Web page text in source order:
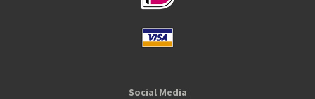
Social Media